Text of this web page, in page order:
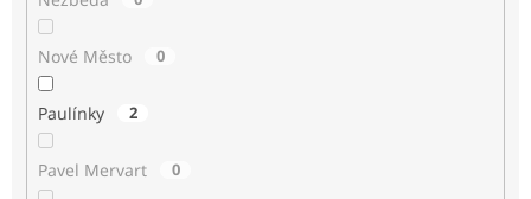
Nové Město 0
Paulínky 2
Pavel Mervart 0